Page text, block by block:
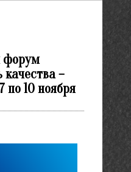
–
по 10 ноября